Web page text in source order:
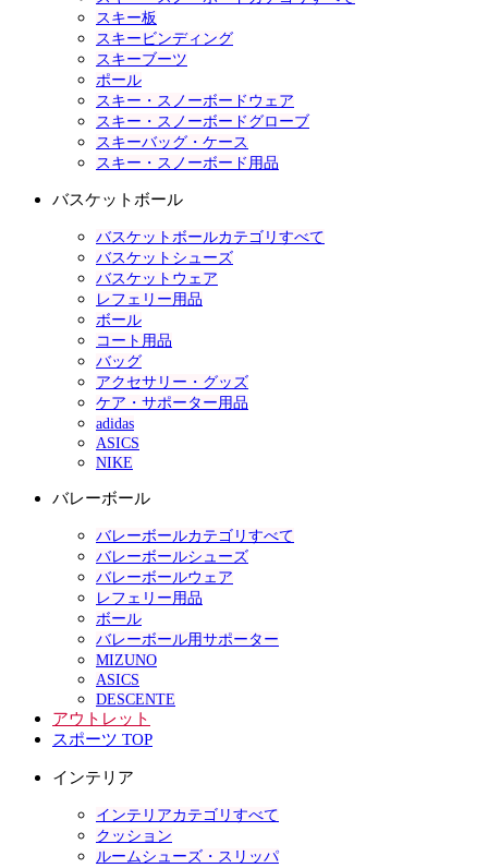
スキー板
スキービンディング
スキーブーツ
ポール
スキー・スノーボードウェア
スキー・スノーボードグローブ
スキーバッグ・ケース
スキー・スノーボード用品
バスケットボール
バスケットボールカテゴリすべて
バスケットシューズ
バスケットウェア
レフェリー用品
ボール
コート用品
バッグ
アクセサリー・グッズ
ケア・サポーター用品
adidas
ASICS
NIKE
バレーボール
バレーボールカテゴリすべて
バレーボールシューズ
バレーボールウェア
レフェリー用品
ボール
バレーボール用サポーター
MIZUNO
ASICS
DESCENTE
アウトレット
スポーツ TOP
インテリア
インテリアカテゴリすべて
クッション
ルームシューズ・スリッパ